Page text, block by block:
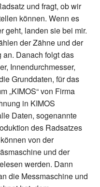
und fragt, ob wir
können. Wenn es
geht, landen sie bei mir.
der Zähne und der
Danach folgt das
Innendurchmesser,
Grunddaten, für das
„KIMOS“ von Firma
in KIMOS
Daten, sogenannte
des Radsatzes
von der
und der
werden. Dann
die Messmaschine und